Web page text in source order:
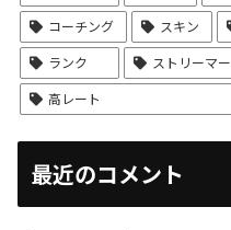
コーチング スキン
ランク ストリーマー
高レート
最近のコメント